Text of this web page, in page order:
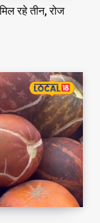
रहे तीन, रोज